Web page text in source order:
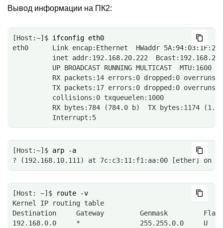
Вывод информации на ПК2:
[Host:~]$ ifconfig
eth0      Link encap:Ethernet  HWaddr
inet addr:192.168.20.222
UP BROADCAST RUNNING MULTICAST  MTU:1600
RX packets:14 errors:0 dropped:0
TX packets:17 errors:0 dropped:0
          collisions:0 txqueuelen:1000
RX bytes:784 (784.0 b)  TX bytes:1174 (1.1
          Interrupt:5
[Host:~]$ arp
? (192.168.10.111) at 7c:c3:11:f1:aa:00 [ether] on
[Host: ~]$ route
-v
Kernel IP routing table
Destination     Gateway         Genmask
192.168.0.0     *               255.255.0.0     U